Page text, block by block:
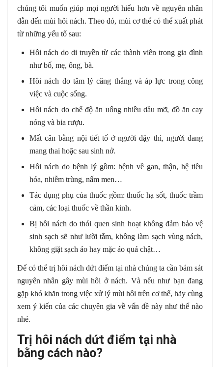
chúng tôi muốn giúp mọi người hiểu hơn về nguyên nhân
dẫn đến mùi hôi nách. Theo đó, mùi cơ thể có thể xuất phát
từ những yếu tố sau:
Hôi nách do di truyền từ các thành viên trong gia đình
như bố, mẹ, ông, bà.
Hôi nách do tâm lý căng thẳng và áp lực trong công
việc và cuộc sống.
Hôi nách do chế độ ăn uống nhiều dầu mỡ, đồ ăn cay
nóng và bia rượu.
Mất cân bằng nội tiết tố ở người dậy thì, người đang
mang thai hoặc sau sinh nở.
Hôi nách do bệnh lý gồm: bệnh về gan, thận, hệ tiêu
hóa, nhiễm trùng, nấm men…
Tác dụng phụ của thuốc gồm: thuốc hạ sốt, thuốc trầm
cảm, các loại thuốc về thần kinh.
Bị hôi nách do thói quen sinh hoạt không đảm bảo vệ
sinh sạch sẽ như lười tắm, không làm sạch vùng nách,
không giặt sạch áo hay mặc áo quá chật…
Để có thể trị hôi nách dứt điểm tại nhà chúng ta cần bám sát
nguyên nhân gây mùi hôi ở nách. Và nếu như bạn đang
gặp khó khăn trong việc xử lý mùi hôi trên cơ thể, hãy cùng
xem ý kiến của các chuyên gia về vấn đề này như thế nào
nhé.
Trị hôi nách dứt điểm tại nhà
bằng cách nào?